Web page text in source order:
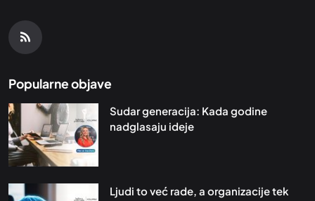
Popularne objave
Sudar generacija: Kada godine
nadglasaju ideje
Ljudi to već rade, a organizacije tek